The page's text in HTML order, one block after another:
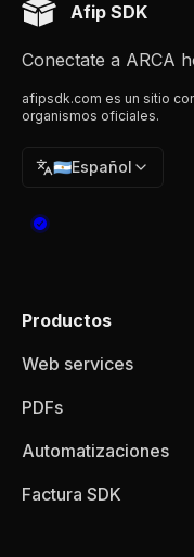
Afip SDK
Conectate a ARCA
afipsdk.com es un sitio
organismos oficiales.
🇦🇷Español
Productos
Web services
PDFs
Automatizaciones
Factura SDK